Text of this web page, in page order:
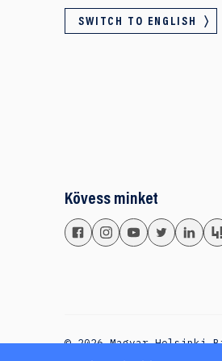
SWITCH TO ENGLISH
Kövess minket
© 2026 Magyar